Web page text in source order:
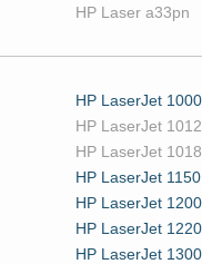
HP Laser a33pn
HP LaserJet
HP LaserJet 1012
HP LaserJet 1018
HP LaserJet 1150
HP LaserJet 1200
HP LaserJet
HP LaserJet